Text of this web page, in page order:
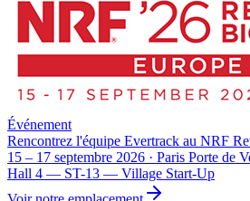
Événement
Rencontrez l'équipe Evertrack au NRF
15 – 17 septembre 2026 · Paris Porte de
Hall 4 — ST-13 — Village Start-Up